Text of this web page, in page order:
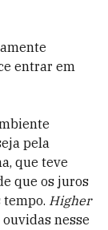
entrar em
pela
que teve
que os juros
Higher
nesse